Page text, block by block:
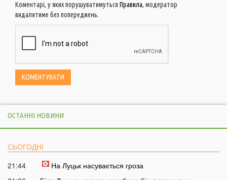
Коментарі, у яких порушуватимуться Правила, модератор
видалятиме без попереджень.
ОСТАННІ НОВИНИ
СЬОГОДНІ
21:44
На Луцьк насувається гроза